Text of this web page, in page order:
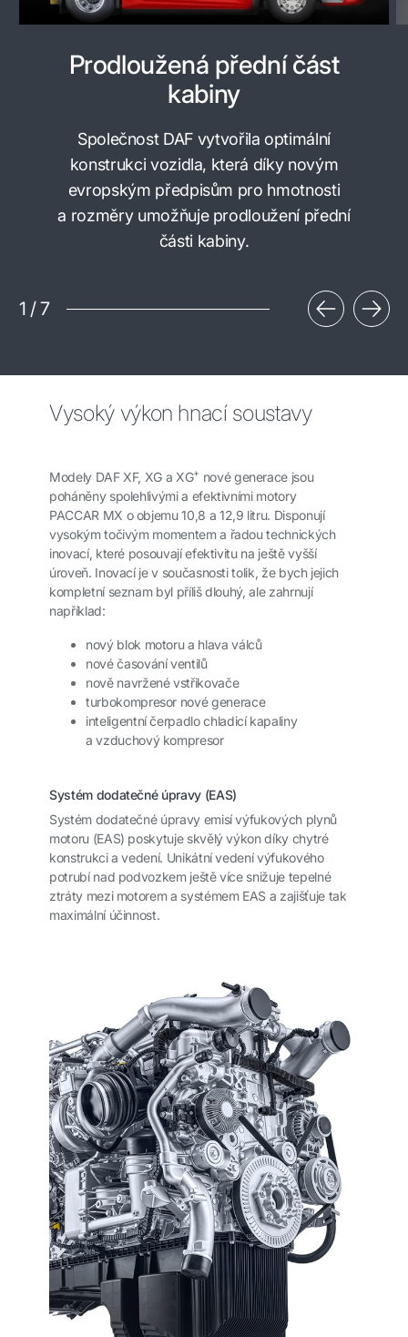
Prodloužená přední část
kabiny
Společnost DAF vytvořila optimální
konstrukci vozidla, která díky novým
evropským předpisům pro hmotnosti
a rozměry umožňuje prodloužení přední
části kabiny.
1 /7
Vysoký výkon hnací soustavy
Modely DAF XF, XG a XG+ nové generace jsou
poháněny spolehlivými a efektivními motory
PACCAR MX o objemu 10,8 a 12,9 litru. Disponují
vysokým točivým momentem a řadou technických
inovací, které posouvají efektivitu na ještě vyšší
úroveň. Inovací je v současnosti tolik, že bych jejich
kompletní seznam byl příliš dlouhý, ale zahrnují
například:
nový blok motoru a hlava válců
nové časování ventilů
nově navržené vstřikovače
turbokompresor nové generace
inteligentní čerpadlo chladicí kapaliny
a vzduchový kompresor
Systém dodatečné úpravy (EAS)
Systém dodatečné úpravy emisí výfukových plynů
motoru (EAS) poskytuje skvělý výkon díky chytré
konstrukci a vedení. Unikátní vedení výfukového
potrubí nad podvozkem ještě více snižuje tepelné
ztráty mezi motorem a systémem EAS a zajišťuje tak
maximální účinnost.